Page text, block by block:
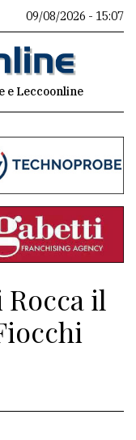
09/08/2026 - 15:07
e Leccoonline
Rocca il